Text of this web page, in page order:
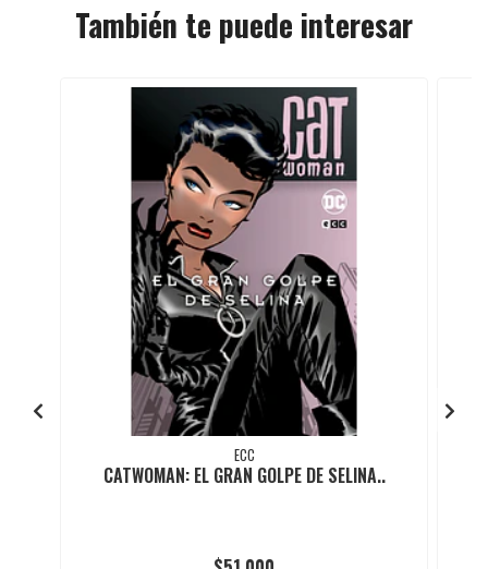
También te puede interesar
ECC
CATWOMAN: EL GRAN GOLPE DE SELINA..